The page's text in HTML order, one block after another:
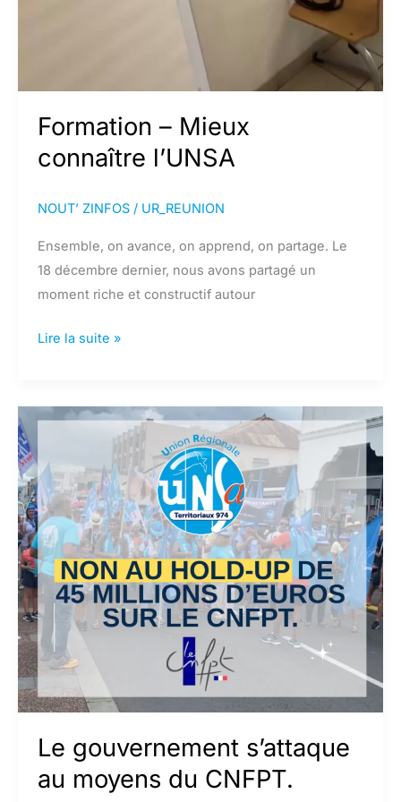
Formation – Mieux
connaître l’UNSA
NOUT’ ZINFOS/ UR_REUNION
Ensemble, on avance, on apprend, on partage. Le
18 décembre dernier, nous avons partagé un
moment riche et constructif autour
Formation
connaître
Lire la suite »
Le gouvernement s’attaque
au moyens du CNFPT.